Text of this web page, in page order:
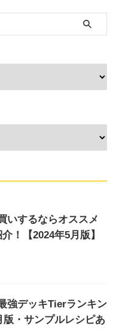
いするならオススメ
！【2024年5月版】
強デッキTierランキン
版・サンプルレシピあ